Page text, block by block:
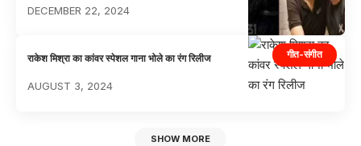
DECEMBER 22, 2024
गीत-संगीत
राकेश मिश्रा का कांवर स्पेशल गाना भोले का रंग रिलीज
AUGUST 3, 2024
SHOW MORE